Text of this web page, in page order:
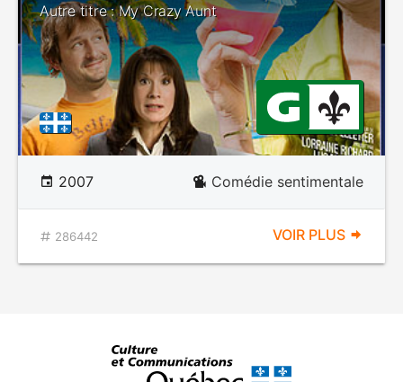
Autre titre : My Crazy Aunt
2007 Comédie sentimentale
286442 VOIR PLUS